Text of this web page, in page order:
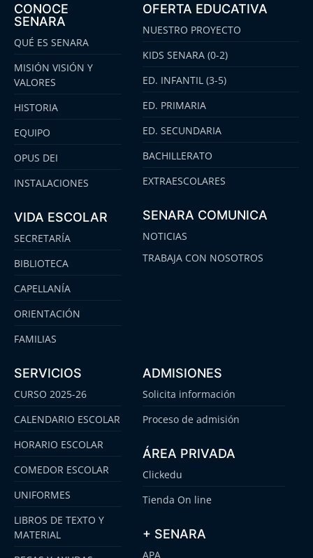
CONOCE
SENARA
QUÉ ES SENARA
MISIÓN VISIÓN Y
VALORES
HISTORIA
EQUIPO
OPUS DEI
INSTALACIONES
VIDA ESCOLAR
SECRETARÍA
BIBLIOTECA
CAPELLANÍA
ORIENTACIÓN
FAMILIAS
OFERTA EDUCATIVA
NUESTRO PROYECTO
KIDS SENARA (0-2)
ED. INFANTIL (3-5)
ED. PRIMARIA
ED. SECUNDARIA
BACHILLERATO
EXTRAESCOLARES
SENARA COMUNICA
NOTICIAS
TRABAJA CON NOSOTROS
SERVICIOS
CURSO 2025-26
CALENDARIO ESCOLAR
HORARIO ESCOLAR
COMEDOR ESCOLAR
UNIFORMES
LIBROS DE TEXTO Y
MATERIAL
ADMISIONES
Solicita información
Proceso de admisión
ÁREA PRIVADA
Clickedu
Tienda On line
+ SENARA
APA